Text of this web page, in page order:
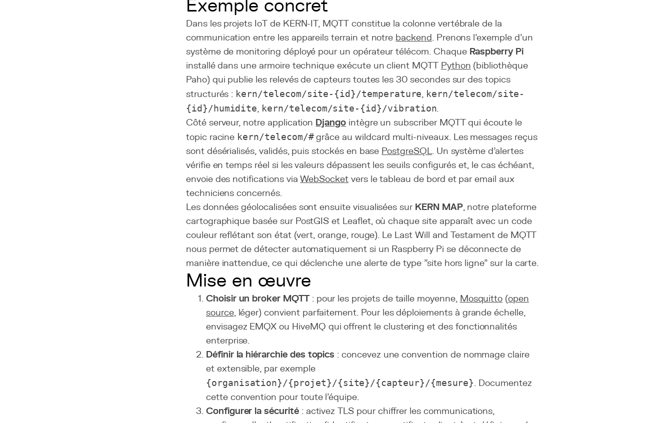
Exemple concret
Dans les projets IoT de KERN-IT, MQTT constitue la colonne vertébrale de la
communication entre les appareils terrain et notre backend. Prenons l'exemple d'un
système de monitoring déployé pour un opérateur télécom. Chaque Raspberry Pi
installé dans une armoire technique exécute un client MQTT Python (bibliothèque
Paho) qui publie les relevés de capteurs toutes les 30 secondes sur des topics
structurés : kern/telecom/site-{id}/temperature, kern/telecom/site-
{id}/humidite, kern/telecom/site-{id}/vibration.
Côté serveur, notre application Djangointègre un subscriber MQTT qui écoute le
topic racine kern/telecom/#grâce au wildcard multi-niveaux. Les messages reçus
sont désérialisés, validés, puis stockés en base PostgreSQL. Un système d'alertes
vérifie en temps réel si les valeurs dépassent les seuils configurés et, le cas échéant,
envoie des notifications viaWebSocketvers le tableau de bord et par email aux
techniciens concernés.
Les données géolocalisées sont ensuite visualisées sur KERN MAP, notre plateforme
cartographique basée sur PostGIS et Leaflet, où chaque site apparaît avec un code
couleur reflétant son état (vert, orange, rouge). Le Last Will and Testament de MQTT
nous permet de détecter automatiquement si un Raspberry Pi se déconnecte de
manière inattendue, ce qui déclenche une alerte de type "site hors ligne" sur la carte.
Mise en œuvre
Choisir un broker MQTT: pour les projets de taille moyenne, Mosquitto (open
source, léger) convient parfaitement. Pour les déploiements à grande échelle,
envisagez EMQX ou HiveMQ qui offrent le clustering et des fonctionnalités
enterprise.
Définir la hiérarchie des topics : concevez une convention de nommage claire
et extensible, par exemple
{organisation}/{projet}/{site}/{capteur}/{mesure}. Documentez
cette convention pour toute l'équipe.
Configurer la sécurité: activez TLS pour chiffrer les communications,